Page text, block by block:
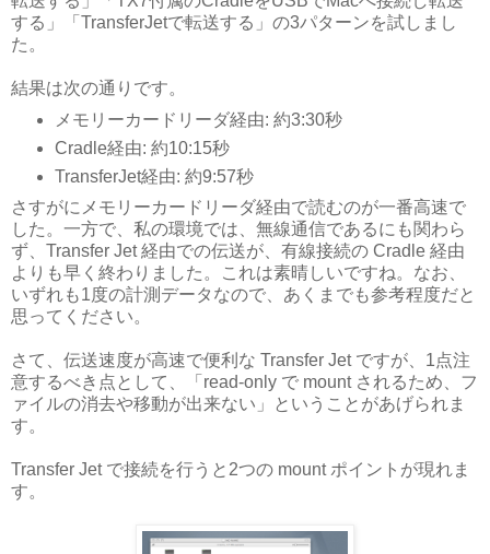
する」「TransferJetで転送する」の3パターンを試しまし
た。
結果は次の通りです。
メモリーカードリーダ経由: 約3:30秒
Cradle経由: 約10:15秒
TransferJet経由: 約9:57秒
さすがにメモリーカードリーダ経由で読むのが一番高速で
した。一方で、私の環境では、無線通信であるにも関わら
ず、Transfer Jet 経由での伝送が、有線接続の Cradle 経由
よりも早く終わりました。これは素晴しいですね。なお、
いずれも1度の計測データなので、あくまでも参考程度だと
思ってください。
さて、伝送速度が高速で便利な Transfer Jet ですが、1点注
意するべき点として、「read-only で mount されるため、フ
ァイルの消去や移動が出来ない」ということがあげられま
す。
Transfer Jet で接続を行うと2つの mount ポイントが現れま
す。